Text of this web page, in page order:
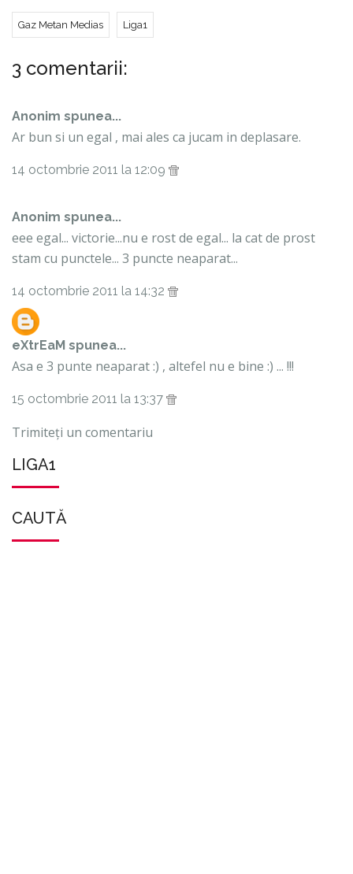
Gaz Metan Medias Liga1
3 comentarii:
Anonim spunea...
Ar bun si un egal , mai ales ca jucam in deplasare.
14 octombrie 2011 la 12:09
Anonim spunea...
eee egal... victorie...nu e rost de egal... la cat de prost
stam cu punctele... 3 puncte neaparat...
14 octombrie 2011 la 14:32
eXtrEaM spunea...
Asa e 3 punte neaparat :) , altefel nu e bine :) ... !!!
15 octombrie 2011 la 13:37
Trimiteți un comentariu
LIGA1
CAUTĂ